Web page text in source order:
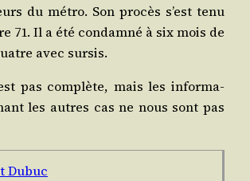
du métro. Son pro­cès s’est tenu
71. Il a été condam­né à six mois de
avec sursis.
pas com­plète, mais les infor­ma­
les autres cas ne nous sont pas
Dubuc